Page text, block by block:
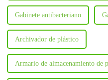
Gabinete antibacteriano
Archivador de plástico
Armario de almacenamiento de